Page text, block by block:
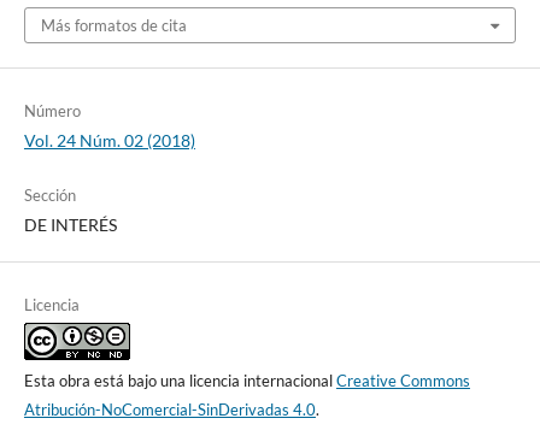
Más formatos de cita
Número
Vol. 24 Núm. 02 (2018)
Sección
DE INTERÉS
Licencia
Esta obra está bajo una licencia internacionalCreative Commons
Atribución-NoComercial-SinDerivadas 4.0.